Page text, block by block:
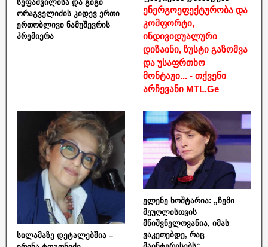
სეფაშვილისა და გიგი
ორაგველიძის კიდევ ერთი
ერთობლივი ნამუშევრის
პრემიერა
ენერგოეფექტურობა და
კომფორტი,
ინდივიდუალური
დიზაინი, ზუსტი გაზომვა
და უსაფრთხო
მონტაჟი... - თქვენი
არჩევანი MTL.Ge
სილამაზე დეტალებშია –
ელენე ხოშტარია: „ჩემი
მეუღლისთვის
მნიშვნელოვანია, იმას
ვაკეთებდე, რაც